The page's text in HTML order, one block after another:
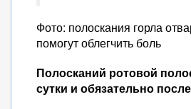
Фото: полоскания горла
помогут облегчить боль
Полосканий ротовой
сутки и обязательно